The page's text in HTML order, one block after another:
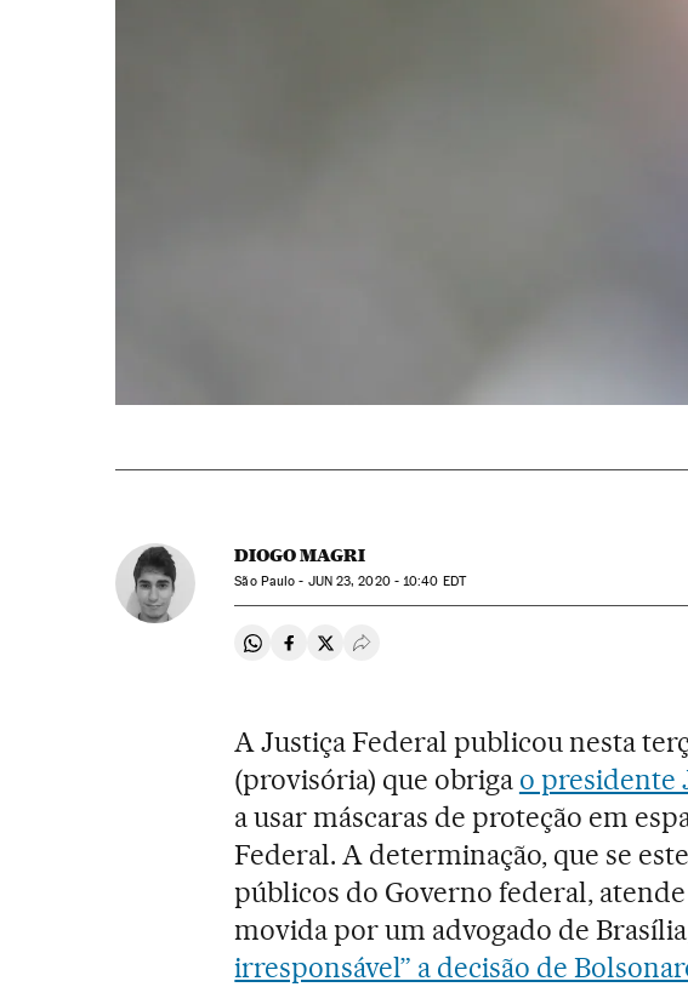
DIOGO MAGRI
São Paulo - JUN 23, 2020 - 10:40 EDT
Compartir en Whatsapp
Compartir en Facebook
Compartir en Twitter
Desplegar Redes Sociales
A Justiça Federal publicou nesta
(provisória) que obriga o presidente
a usar máscaras de proteção em
Federal. A determinação, que se
públicos do Governo federal,
movida por um advogado de
irresponsável” a decisão de